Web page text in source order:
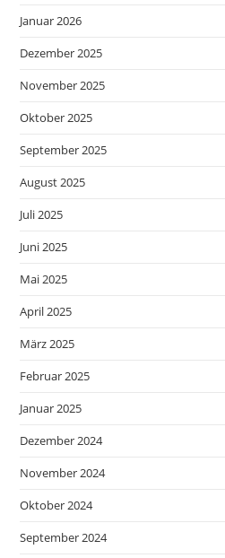
Januar 2026
Dezember 2025
November 2025
Oktober 2025
September 2025
August 2025
Juli 2025
Juni 2025
Mai 2025
April 2025
März 2025
Februar 2025
Januar 2025
Dezember 2024
November 2024
Oktober 2024
September 2024